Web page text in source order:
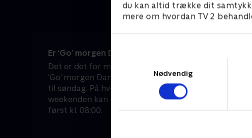
du kan altid trække dit
mere om hvordan TV 2
Nødvendig
Er ‘Go’ morgen Danmark’ en del af morgenen
Det er det for mange danskere – både i hverdagene
‘Go’ morgen Danmark’ sendes nemlig live direkte fra
til søndag. På hverdage kan du tænde for TV 2
weekenden kan du sove lidt længere, for her
først kl. 08:00.